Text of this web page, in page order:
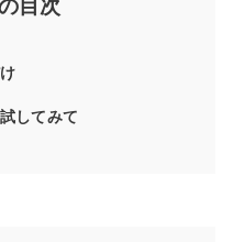
目次
してみて